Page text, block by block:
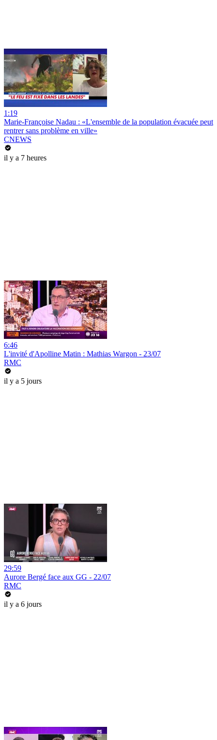
1:19
Marie-Françoise Nadau : «L'ensemble de la population évacuée peut
rentrer sans problème en ville»
CNEWS
il y a 7 heures
6:46
L'invité d'Apolline Matin : Mathias Wargon - 23/07
RMC
il y a 5 jours
29:59
Aurore Bergé face aux GG - 22/07
RMC
il y a 6 jours